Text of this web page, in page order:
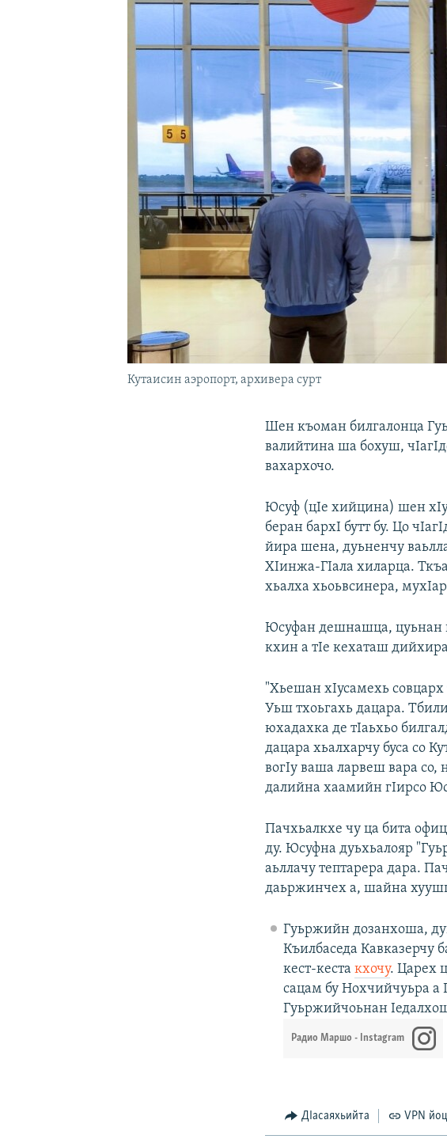
Кутаисин аэропорт, архивера сурт
Шен къоман билгалонца
валийтина ша бохуш,
вахархочо.
Юсуф (цIе хийцина) шен
беран бархI бутт бу. Цо
йира шена, дуьненчу
ХIинжа-ГIала хиларца.
хьалха хьоьвсинера,
Юсуфан дешнашца, цуьнан
кхин а тIе кехаташ
"Хьешан хIусамехь
Уьш тхоьгахь дацара.
юхадахка де тIаьхьо
дацара хьалхарчу буса со
вогIу ваша ларвеш вара
далийна хаамийн гIирсо
Пачхьалкхе чу ца бита
ду. Юсуфна дуьхьалояр
аьллачу тептарера дара.
даьржинчех а, шайна
Гуьржийн дозанхоша,
Къилбаседа Кавказерчу
кест-кеста кхочу. Царех
сацам бу Нохчийчуьра а
Гуьржийчоьнан
Радио Маршо - Instagram
ДIасаяхьийта VPN